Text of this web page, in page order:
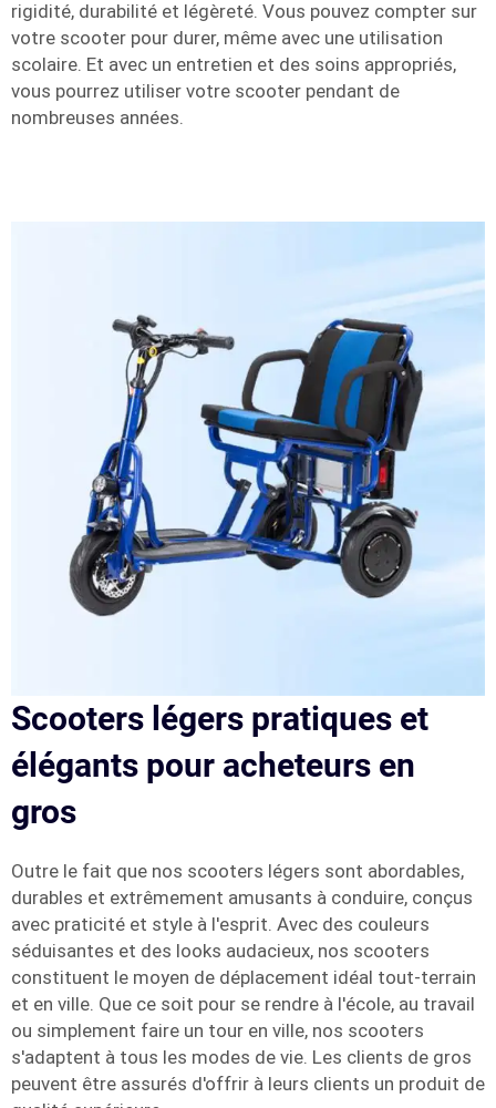
rigidité, durabilité et légèreté. Vous pouvez compter sur
votre scooter pour durer, même avec une utilisation
scolaire. Et avec un entretien et des soins appropriés,
vous pourrez utiliser votre scooter pendant de
nombreuses années.
Scooters légers pratiques et
élégants pour acheteurs en
gros
Outre le fait que nos scooters légers sont abordables,
durables et extrêmement amusants à conduire, conçus
avec praticité et style à l'esprit. Avec des couleurs
séduisantes et des looks audacieux, nos scooters
constituent le moyen de déplacement idéal tout-terrain
et en ville. Que ce soit pour se rendre à l'école, au travail
ou simplement faire un tour en ville, nos scooters
s'adaptent à tous les modes de vie. Les clients de gros
peuvent être assurés d'offrir à leurs clients un produit de